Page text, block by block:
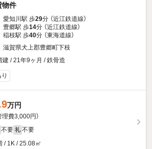
物件
愛知川駅 歩29分 （近江鉄道線）
豊郷駅 歩14分 （近江鉄道線）
稲枝駅 歩40分 （東海道線）
滋賀県犬上郡豊郷町下枝
建 / 21年9ヶ月 / 鉄骨造
万円
理費3,000円）
不要 礼 不要
/ 1K / 25.08㎡